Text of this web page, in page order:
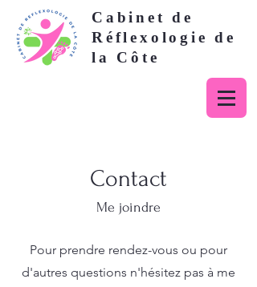
Cabinet de
Réflexologie de
la Côte
Contact
Me joindre
Pour prendre rendez-vous ou pour
d'autres questions n'hésitez pas à me